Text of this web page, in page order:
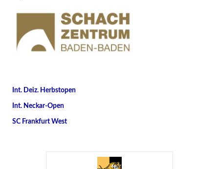
Int. Deiz. Herbstopen
Int. Neckar-Open
SC Frankfurt West